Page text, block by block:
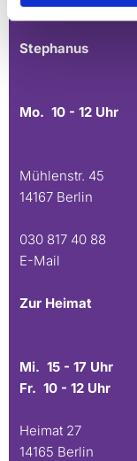
E-Mail
Stephanus
Mo. 10 - 12 Uhr
Mühlenstr. 45
14167 Berlin
030 817 40 88
E-Mail
Zur Heimat
Mi. 15 - 17 Uhr
Fr. 10 - 12 Uhr
Heimat 27
14165 Berlin